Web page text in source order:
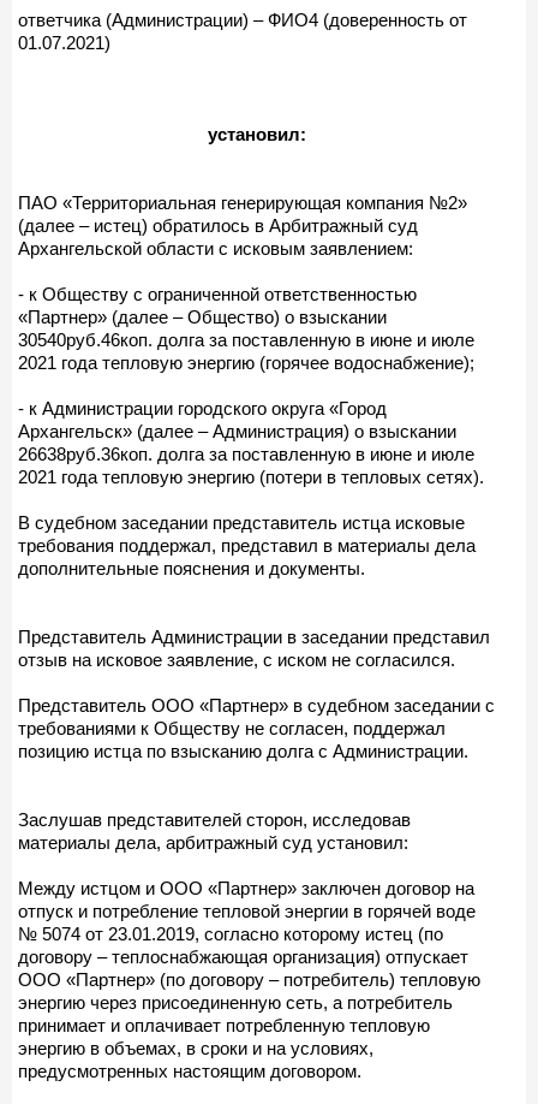
ответчика (Администрации) – ФИО4 (доверенность от
01.07.2021)
установил:
ПАО «Территориальная генерирующая компания №2»
(далее – истец) обратилось в Арбитражный суд
Архангельской области с исковым заявлением:
- к Обществу с ограниченной ответственностью
«Партнер» (далее – Общество) о взыскании
30540руб.46коп. долга за поставленную в июне и июле
2021 года тепловую энергию (горячее водоснабжение);
- к Администрации городского округа «Город
Архангельск» (далее – Администрация) о взыскании
26638руб.36коп. долга за поставленную в июне и июле
2021 года тепловую энергию (потери в тепловых сетях).
В судебном заседании представитель истца исковые
требования поддержал, представил в материалы дела
дополнительные пояснения и документы.
Представитель Администрации в заседании представил
отзыв на исковое заявление, с иском не согласился.
Представитель ООО «Партнер» в судебном заседании с
требованиями к Обществу не согласен, поддержал
позицию истца по взысканию долга с Администрации.
Заслушав представителей сторон, исследовав
материалы дела, арбитражный суд установил:
Между истцом и ООО «Партнер» заключен договор на
отпуск и потребление тепловой энергии в горячей воде
№ 5074 от 23.01.2019, согласно которому истец (по
договору – теплоснабжающая организация) отпускает
ООО «Партнер» (по договору – потребитель) тепловую
энергию через присоединенную сеть, а потребитель
принимает и оплачивает потребленную тепловую
энергию в объемах, в сроки и на условиях,
предусмотренных настоящим договором.